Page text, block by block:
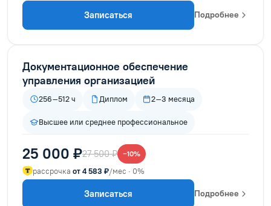
Записаться Подробнее
Документационное обеспечение
управления организацией
256–512 ч Диплом 2–3 месяца
Высшее или среднее профессиональное
25 000 ₽27 500 ₽ −10%
рассрочка от 4 583 ₽/мес · 0%
Записаться Подробнее